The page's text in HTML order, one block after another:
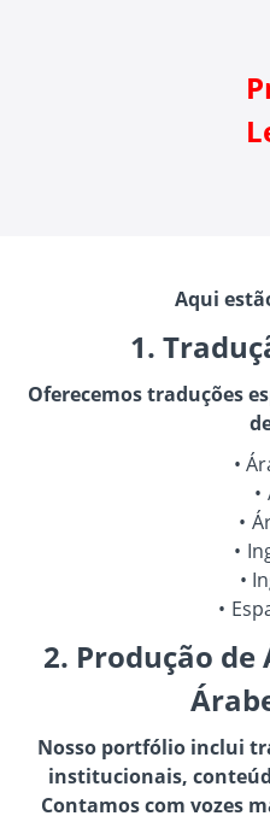
Aqui
1.
Oferecemos traduções
2. Produção
Nosso portfólio inclui
institucionais,
Contamos com vozes